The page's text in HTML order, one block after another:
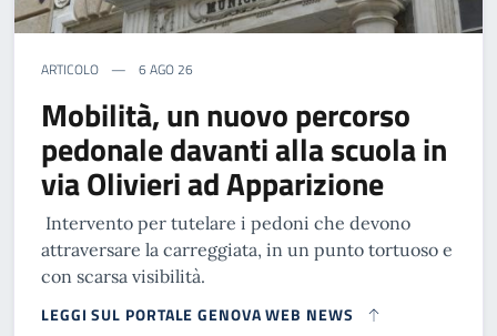
ARTICOLO 6 AGO 26
Mobilità, un nuovo percorso
pedonale davanti alla scuola in
via Olivieri ad Apparizione
Intervento per tutelare i pedoni che devono
attraversare la carreggiata, in un punto tortuoso e
con scarsa visibilità.
LEGGI SUL PORTALE GENOVA WEB NEWS